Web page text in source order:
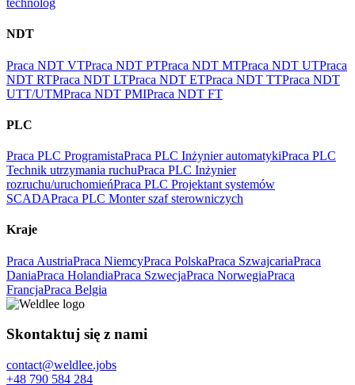
technolog
NDT
Praca NDT VTPraca NDT PTPraca NDT MTPraca NDT UTPraca
NDT RTPraca NDT LTPraca NDT ETPraca NDT TTPraca NDT
UTT/UTMPraca NDT PMIPraca NDT FT
PLC
Praca PLC ProgramistaPraca PLC Inżynier automatykiPraca PLC
Technik utrzymania ruchuPraca PLC Inżynier
rozruchu/uruchomieńPraca PLC Projektant systemów
SCADAPraca PLC Monter szaf sterowniczych
Kraje
Praca AustriaPraca NiemcyPraca PolskaPraca SzwajcariaPraca
DaniaPraca HolandiaPraca SzwecjaPraca NorwegiaPraca
FrancjaPraca Belgia
Skontaktuj się z nami
contact@weldlee.jobs
+48 790 584 284